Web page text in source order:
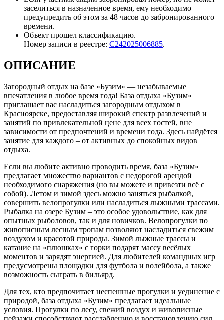
заселиться в назначенное время, ему необходимо
предупредить об этом за 48 часов до забронированного
времени.
Объект прошел классификацию.
Номер записи в реестре: С242025006885.
ОПИСАНИЕ
Загородный отдых на базе «Бузим» — незабываемые
впечатления в любое время года! База отдыха «Бузим»
приглашает вас насладиться загородным отдыхом в
Красноярске, предоставляя широкий спектр развлечений и
занятий по привлекательной цене для всех гостей, вне
зависимости от предпочтений и времени года. Здесь найдётся
занятие для каждого – от активных до спокойных видов
отдыха.
Если вы любите активно проводить время, база «Бузим»
предлагает множество вариантов с недорогой арендой
необходимого снаряжения (но вы можете и привезти всё с
собой). Летом и зимой здесь можно заняться рыбалкой,
совершить велопрогулки или насладиться лыжными трассами.
Рыбалка на озере Бузим – это особое удовольствие, как для
опытных рыболовов, так и для новичков. Велопрогулки по
живописным лесным тропам позволяют насладиться свежим
воздухом и красотой природы. Зимой лыжные трассы и
катание на «плюшках» с горки подарят массу весёлых
моментов и зарядят энергией. Для любителей командных игр
предусмотрены площадки для футбола и волейбола, а также
возможность сыграть в бильярд.
Для тех, кто предпочитает неспешные прогулки и уединение с
природой, база отдыха «Бузим» предлагает идеальные
условия. Прогулки по лесу, свежий воздух и живописные